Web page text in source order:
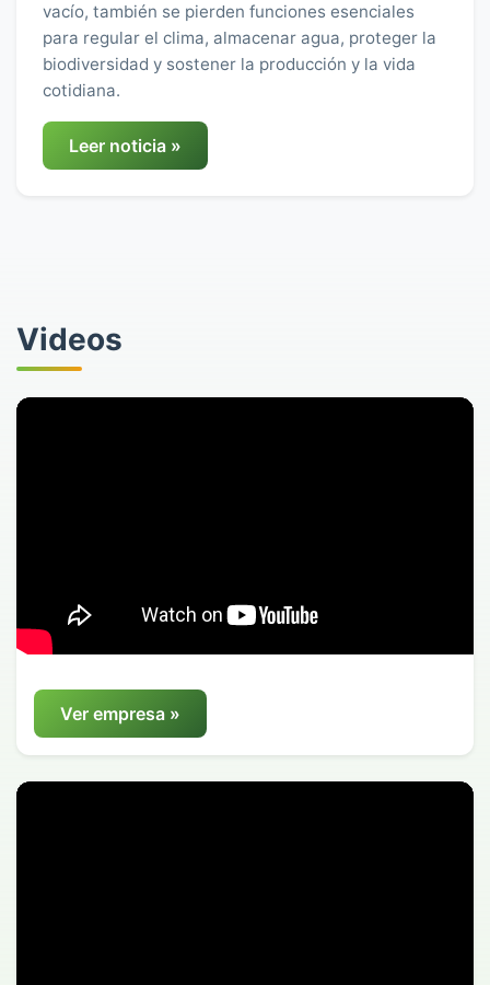
vacío, también se pierden funciones esenciales
para regular el clima, almacenar agua, proteger la
biodiversidad y sostener la producción y la vida
cotidiana.
Leer noticia »
Videos
Ver empresa »